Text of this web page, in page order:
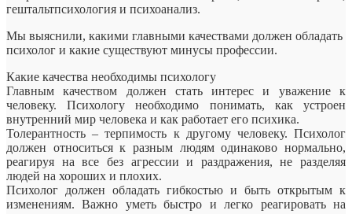
гештальтпсихология и психоанализ.
Мы выяснили, какими главными качествами должен обладать
психолог и какие существуют минусы профессии.
Какие качества необходимы психологу
Главным качеством должен стать интерес и уважение к
человеку. Психологу необходимо понимать, как устроен
внутренний мир человека и как работает его психика.
Толерантность – терпимость к другому человеку. Психолог
должен относиться к разным людям одинаково нормально,
реагируя на все без агрессии и раздражения, не разделяя
людей на хороших и плохих.
Психолог должен обладать гибкостью и быть открытым к
изменениям. Важно уметь быстро и легко реагировать на